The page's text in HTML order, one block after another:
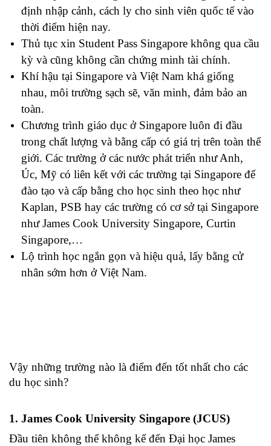
định nhập cảnh, cách ly cho sinh viên quốc tế vào
thời điểm hiện nay.
Thủ tục xin Student Pass Singapore không qua cầu
kỳ và cũng không cần chứng minh tài chính.
Khí hậu tại Singapore và Việt Nam khá giống
nhau, môi trường sạch sẽ, văn minh, đảm bảo an
toàn.
Chương trình giáo dục ở Singapore luôn đi đầu
trong chất lượng và bằng cấp có giá trị trên toàn thế
giới. Các trường ở các nước phát triển như Anh,
Úc, Mỹ có liên kết với các trường tại Singapore để
đào tạo và cấp bằng cho học sinh theo học như
Kaplan, PSB hay các trường có cơ sở tại Singapore
như James Cook University Singapore, Curtin
Singapore,…
Lộ trình học ngắn gọn và hiệu quả, lấy bằng cử
nhân sớm hơn ở Việt Nam.
Vậy những trường nào là điểm đến tốt nhất cho các
du học sinh?
1. James Cook University Singapore (JCUS)
Đầu tiên không thể không kể đến Đại học James